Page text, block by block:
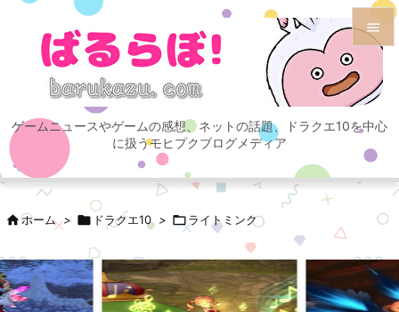
ゲームニュースやゲームの感想、ネットの話題、ドラクエ10を中心
に扱うモヒプクブログメディア

メニュ

サイド

次へ
検索
ホーム >  ドラクエ10 > ライトミンク